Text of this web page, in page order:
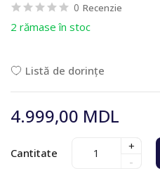
0 Recenzie
2 rămase în stoc
Listă de dorințe
4.999,00 MDL
Cantitate
+
-